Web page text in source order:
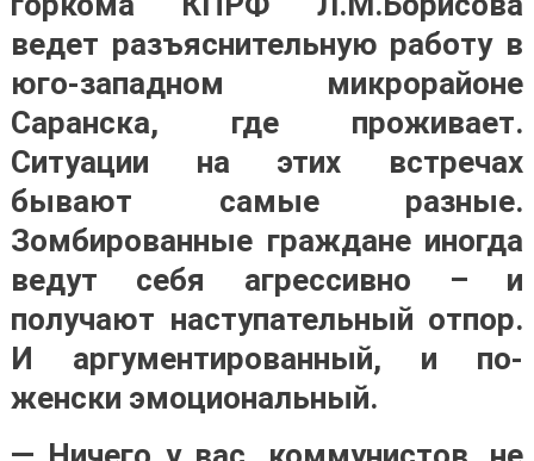
ведет разъяснительную работу в
юго-западном микрорайоне
Саранска, где проживает.
Ситуации на этих встречах
бывают самые разные.
Зомбированные граждане иногда
ведут себя агрессивно – и
получают наступательный отпор.
И аргументированный, и по-
женски эмоциональный.